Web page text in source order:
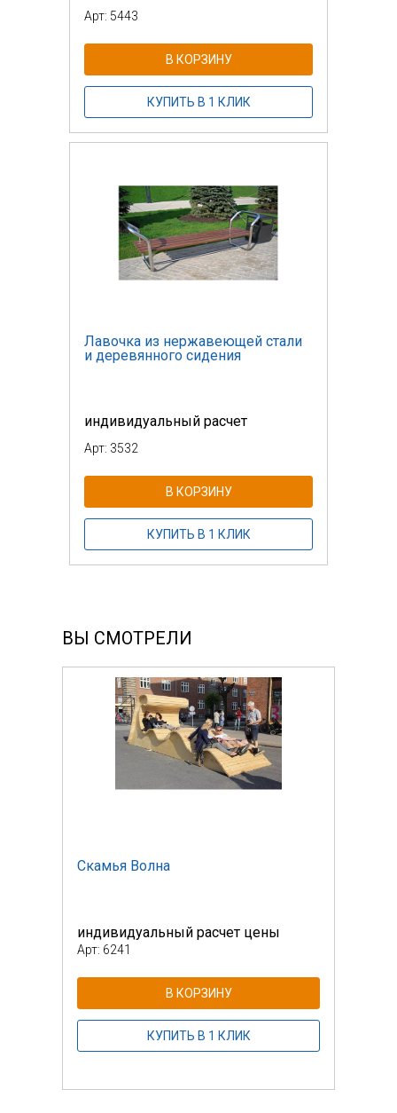
Арт: 5443
В КОРЗИНУ
КУПИТЬ В 1 КЛИК
Лавочка из нержавеющей стали
и деревянного сидения
индивидуальный расчет
Арт: 3532
В КОРЗИНУ
КУПИТЬ В 1 КЛИК
ВЫ СМОТРЕЛИ
Скамья Волна
индивидуальный расчет цены
Арт: 6241
В КОРЗИНУ
КУПИТЬ В 1 КЛИК